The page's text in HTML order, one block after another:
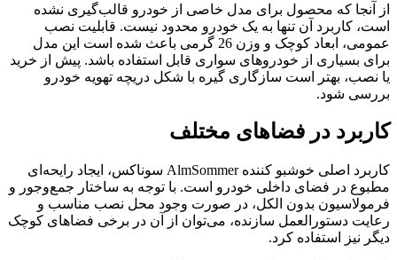
از آنجا که محصول برای مدل خاصی از خودرو قالب‌گیری نشده
است، کاربرد آن تنها به یک خودرو محدود نیست. قابلیت نصب
عمومی، ابعاد کوچک و وزن 26 گرمی باعث شده است این مدل
برای بسیاری از خودروهای سواری قابل استفاده باشد. پیش از خرید
یا نصب، بهتر است سازگاری گیره با شکل دریچه تهویه خودرو
بررسی شود.
کاربرد در فضاهای مختلف
کاربرد اصلی خوشبو کننده AlmSommer سوناکس، ایجاد رایحه‌ای
مطبوع در فضای داخلی خودرو است. با توجه به ساختار جمع‌وجور و
فرمولاسیون بدون الکل، در صورت وجود محل نصب مناسب و
رعایت دستورالعمل سازنده، می‌توان از آن در برخی فضاهای کوچک
دیگر نیز استفاده کرد.